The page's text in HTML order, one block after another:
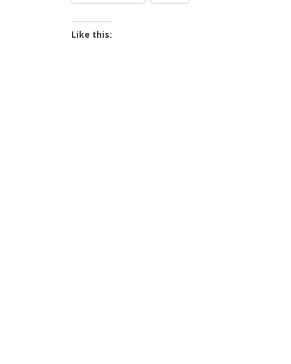
Like this: